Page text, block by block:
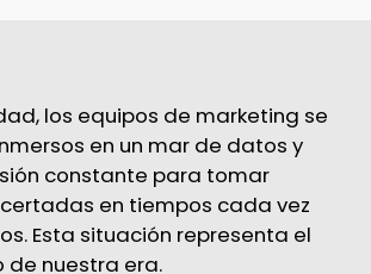
los equipos de marketing se
en un mar de datos y
constante para tomar
en tiempos cada vez
Esta situación representa el
nuestra era.